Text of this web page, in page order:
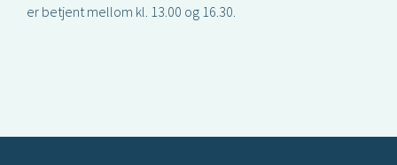
er betjent mellom kl. 13.00 og 16.30.